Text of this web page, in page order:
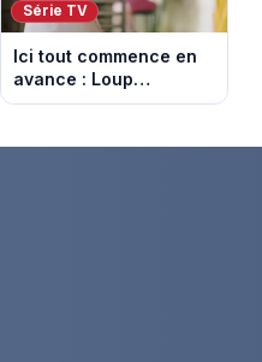
Série TV
Ici tout commence en
avance : Loup
découvre la trahison
10 août 2026 (spoiler)